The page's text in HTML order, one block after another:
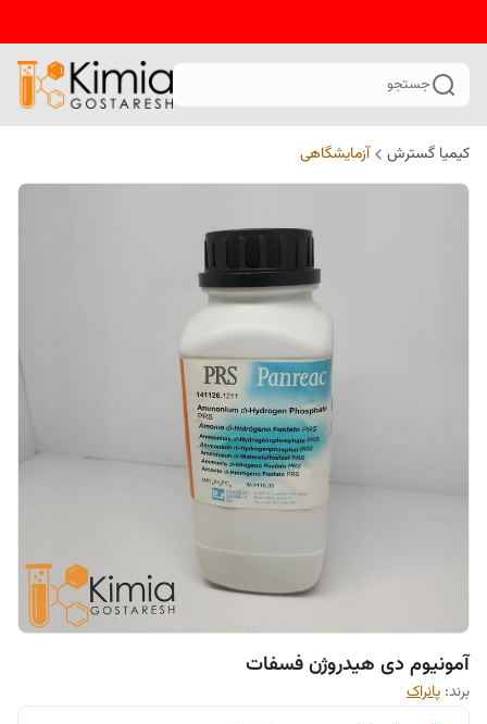
جستجو
کیمیا گسترش آزمایشگاهی
آمونیوم دی هیدروژن فسفات
برند: پانراک